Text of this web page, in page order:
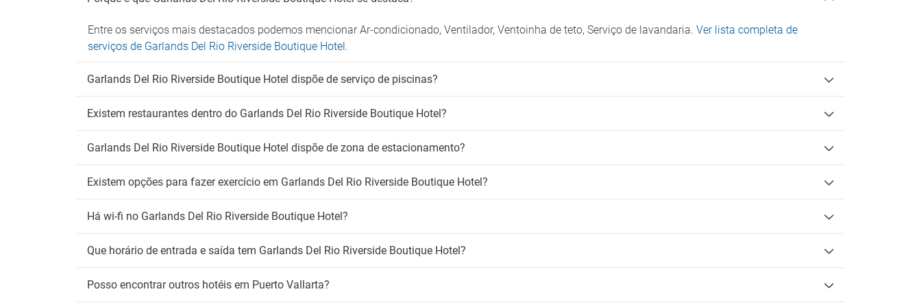
Entre os serviços mais destacados podemos mencionar Ar-condicionado, Ventilador, Ventoinha de teto, Serviço de lavandaria. Ver lista completa de
serviços de Garlands Del Rio Riverside Boutique Hotel.
Garlands Del Rio Riverside Boutique Hotel dispõe de serviço de piscinas?
Existem restaurantes dentro do Garlands Del Rio Riverside Boutique Hotel?
Garlands Del Rio Riverside Boutique Hotel dispõe de zona de estacionamento?
Existem opções para fazer exercício em Garlands Del Rio Riverside Boutique Hotel?
Há wi-fi no Garlands Del Rio Riverside Boutique Hotel?
Que horário de entrada e saída tem Garlands Del Rio Riverside Boutique Hotel?
Posso encontrar outros hotéis em Puerto Vallarta?